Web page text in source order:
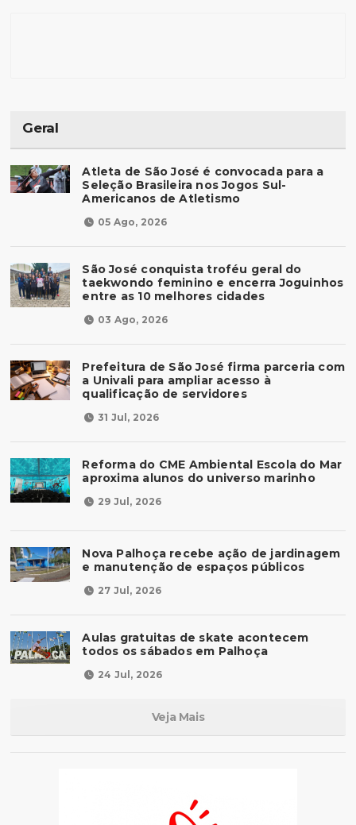
Geral
Atleta de São José é convocada para a
Seleção Brasileira nos Jogos Sul-
Americanos de Atletismo
05 Ago, 2026
São José conquista troféu geral do
taekwondo feminino e encerra Joguinhos
entre as 10 melhores cidades
03 Ago, 2026
Prefeitura de São José firma parceria com
a Univali para ampliar acesso à
qualificação de servidores
31 Jul, 2026
Reforma do CME Ambiental Escola do Mar
aproxima alunos do universo marinho
29 Jul, 2026
Nova Palhoça recebe ação de jardinagem
e manutenção de espaços públicos
27 Jul, 2026
Aulas gratuitas de skate acontecem
todos os sábados em Palhoça
24 Jul, 2026
Veja Mais